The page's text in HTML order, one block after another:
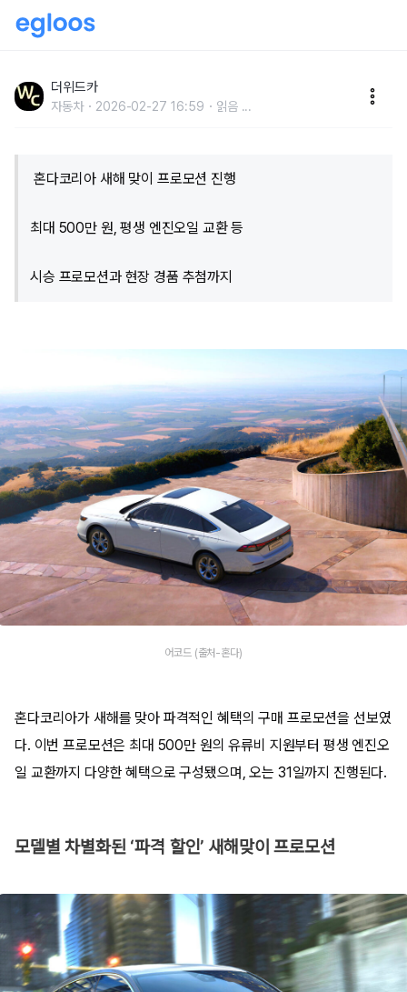
에 웃음꽃 '가득'
더위드카
자동차 2026-02-27 16:59 읽음 ...
혼다코리아 새해 맞이 프로모션 진행
최대 500만 원, 평생 엔진오일 교환 등
시승 프로모션과 현장 경품 추첨까지
어코드 (출처-혼다)
혼다코리아가 새해를 맞아 파격적인 혜택의 구매 프로모션을 선보였
다. 이번 프로모션은 최대 500만 원의 유류비 지원부터 평생 엔진오
일 교환까지 다양한 혜택으로 구성됐으며, 오는 31일까지 진행된다.
모델별 차별화된 ‘파격 할인’ 새해맞이 프로모션